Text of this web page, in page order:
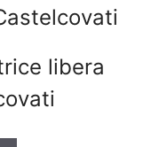
libera